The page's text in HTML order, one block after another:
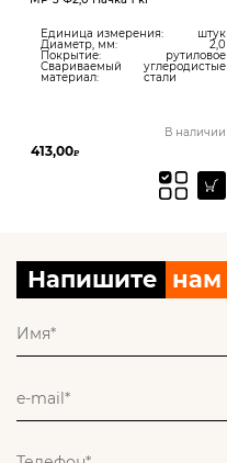
Единица измерения: штук
Диаметр, мм: 2,0
Покрытие: рутиловое
Свариваемый
материал:
углеродистые
стали
В наличии
413,00₽
Напишите нам